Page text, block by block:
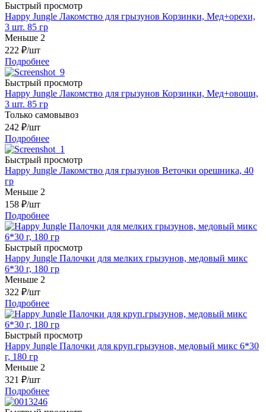
Быстрый просмотр
Happy Jungle Лакомство для грызунов Корзинки, Мед+орехи,
3 шт. 85 гр
Меньше 2
222 ₽/шт
Подробнее
Быстрый просмотр
Happy Jungle Лакомство для грызунов Корзинки, Мед+овощи,
3 шт. 85 гр
Только самовывоз
242 ₽/шт
Подробнее
Быстрый просмотр
Happy Jungle Лакомство для грызунов Веточки орешника, 40
гр
Меньше 2
158 ₽/шт
Подробнее
Быстрый просмотр
Happy Jungle Палочки для мелких грызунов, медовый микс
6*30 г, 180 гр
Меньше 2
322 ₽/шт
Подробнее
Быстрый просмотр
Happy Jungle Палочки для круп.грызунов, медовый микс 6*30
г, 180 гр
Меньше 2
321 ₽/шт
Подробнее